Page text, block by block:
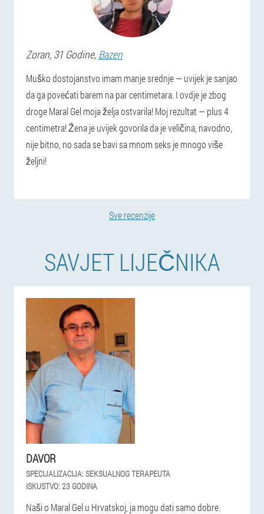
Zoran, 31 Godine, Bazen
Muško dostojanstvo imam manje srednje — uvijek je sanjao
da ga povećati barem na par centimetara. I ovdje je zbog
droge Maral Gel moja želja ostvarila! Moj rezultat — plus 4
centimetra! Žena je uvijek govorila da je veličina, navodno,
nije bitno, no sada se bavi sa mnom seks je mnogo više
željni!
Sve recenzije
SAVJET LIJEČNIKA
DAVOR
SPECIJALIZACIJA:SEKSUALNOG TERAPEUTA
ISKUSTVO:23 GODINA
Naši o Maral Gel u Hrvatskoj, ja mogu dati samo dobre.